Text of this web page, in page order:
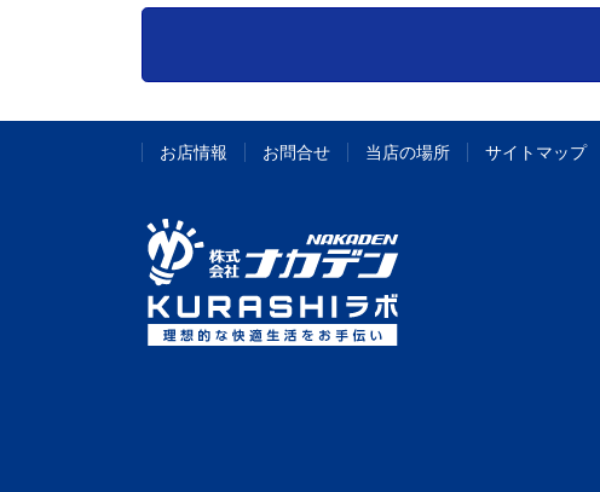
お店情報 お問合せ 当店の場所 サイトマップ